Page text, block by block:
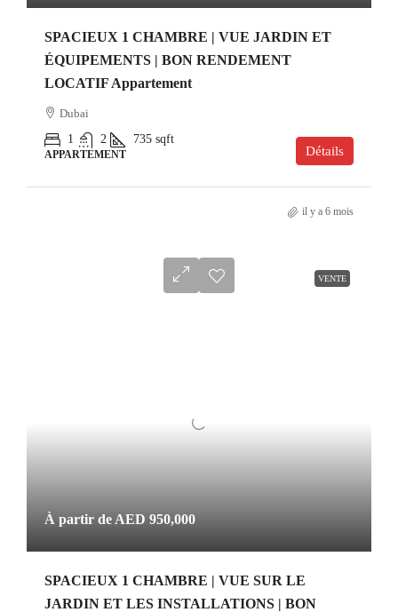
SPACIEUX 1 CHAMBRE | VUE JARDIN ET
ÉQUIPEMENTS | BON RENDEMENT
LOCATIF Appartement
Dubai
1
2 735 sqft
APPARTEMENT Détails
il y a 6 mois
VENTE
À partir de AED 950,000
SPACIEUX 1 CHAMBRE | VUE SUR LE
JARDIN ET LES INSTALLATIONS | BON